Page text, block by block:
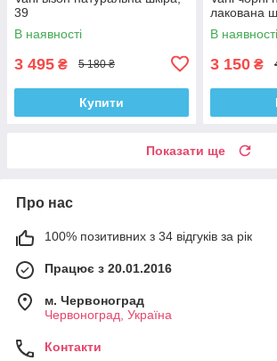
39
В наявності
3 495 ₴ 5 180 ₴
Купити
лакована
В наявності
3 150 ₴
Показати ще
Про нас
100% позитивних з 34 відгуків за рік
Працює з 20.01.2016
м. Червоноград
Червоноград, Україна
Контакти